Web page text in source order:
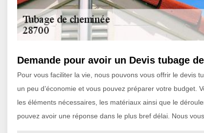
Demande pour avoir un Devis tubage
Pour vous faciliter la vie, nous pouvons vous offrir le devis
un peu d’économie et vous pouvez préparer votre budget.
les éléments nécessaires, les matériaux ainsi que le
pouvez avoir une réponse dans le plus bref délai. Nous